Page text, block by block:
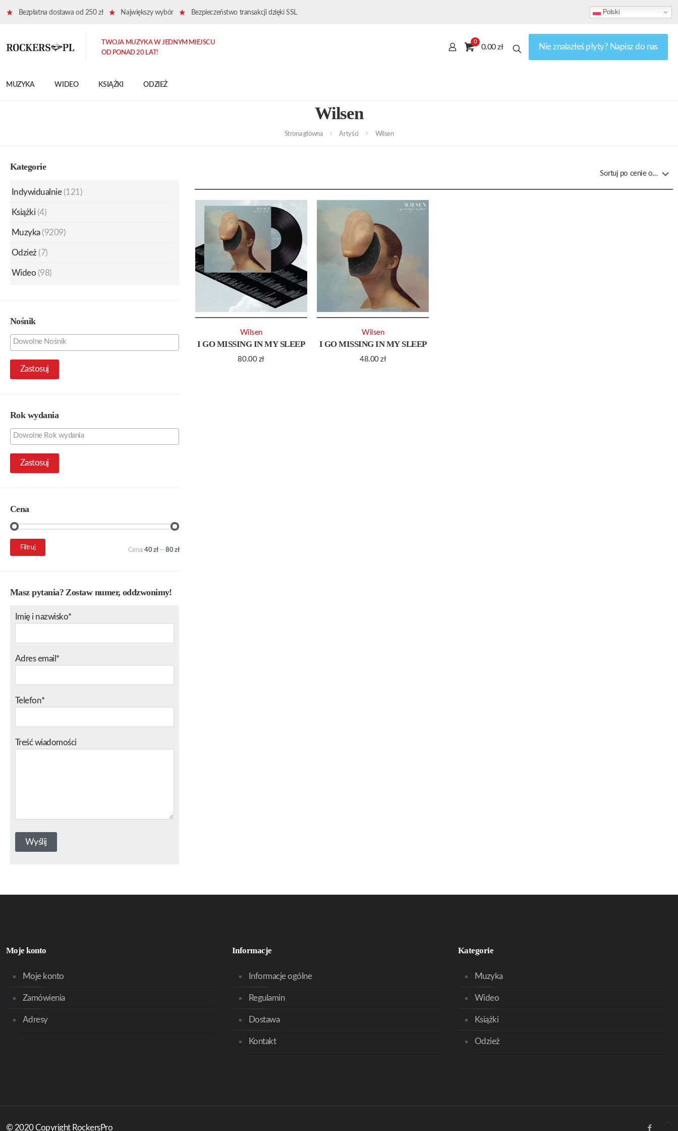
Bezpłatna dostawa od 250 zł Największy wybór Bezpieczeństwo transakcji dzięki SSL Polski
MUZYKA WIDEO KSIĄŻKI ODZIEŻ
TWOJA MUZYKA W JEDNYM MIEJSCU
OD PONAD 20 LAT!
0
0.00 zł Nie znalazłeś płyty? Napisz do nas
Wilsen
Strona główna Artyści Wilsen
I GO MISSING IN MY SLEEP
80.00 zł
Wilsen
I GO MISSING IN MY SLEEP
48.00zł
Wilsen
Kategorie
Indywidualnie (121)
Książki (4)
Muzyka (9209)
Odzież (7)
Wideo (98)
Nośnik
Zastosuj
Rok wydania
Zastosuj
Cena
Cena
min.
Cena
maks.
Filtruj Cena:40 zł—80 zł
Masz pytania? Zostaw numer, oddzwonimy!
Imię i nazwisko*
Adres email*
Telefon*
Treść wiadomości
Moje konto
Moje konto
Zamówienia
Adresy
Informacje
Informacje ogólne
Regulamin
Dostawa
Kontakt
Kategorie
Muzyka
Wideo
Książki
Odzież
© 2020 Copyright RockersPro